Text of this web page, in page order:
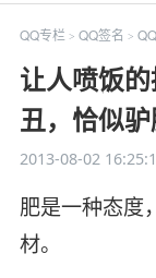
教程
平面
QQ专栏> QQ签名 >
让人喷饭
丑，恰似
2013-08-02
肥是一种态度
材。